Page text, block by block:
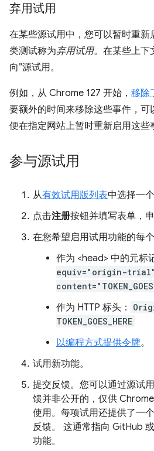
弃用试用
在某些源试用中，您可以暂时重新
类测试称为弃用试用。在某些上下
向”源试用。
例如，从 Chrome 127 开始， 移除
要额外的时间来移除这些事件，可
便在指定网站上暂时重新启用这些
参与源试用
从有效试用版列表中选择一
点击注册按钮并填写表单，申
在您希望启用试用功能的每
作为 <head> 中的元标
equiv="origin-trial"
作为 HTTP 标头：
TOKEN_GOES_HERE
以编程方式提供令牌。
试用新功能。
提交反馈。您可以通过源试
馈并非公开的，仅供
使用。每项试用还提供了一
反馈。 这通常指向 GitHub
功能。